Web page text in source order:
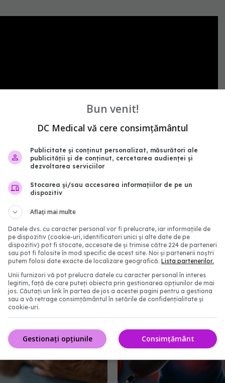
proceduri rodica niculescu
de sept atrial foramen ovale patent
Bun venit!
DC Medical vă cere consimțământul
Publicitate și conținut personalizat, măsurători ale
publicității și de conținut, cercetarea audienței și
dezvoltarea serviciilor
Stocarea și/sau accesarea informațiilor de pe un
dispozitiv
Aflați mai multe
Datele dvs. cu caracter personal vor fi prelucrate, iar informațiile de
pe dispozitiv (cookie-uri, identificatori unici și alte date de pe
dispozitiv) pot fi stocate, accesate de și trimise către 224 de parteneri
sau pot fi folosite în mod specific de acest site. Noi și partenerii noștri
putem folosi date exacte de localizare geografică. Lista partenerilor.
Unii furnizori vă pot prelucra datele cu caracter personal în interes
legitim, față de care puteți obiecta prin gestionarea opțiunilor de mai
jos. Căutați un link în partea de jos a acestei pagini pentru a gestiona
sau a vă retrage consimțământul în setările de confidențialitate și
cookie-uri.
Consimțământ
Gestionați opțiunile